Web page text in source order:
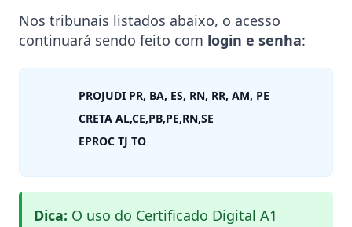
Nos tribunais listados abaixo, o acesso
continuará sendo feito com login e senha:
PROJUDI PR, BA, ES, RN, RR, AM, PE
CRETA AL,CE,PB,PE,RN,SE
EPROC TJ TO
Dica: O uso do Certificado Digital A1